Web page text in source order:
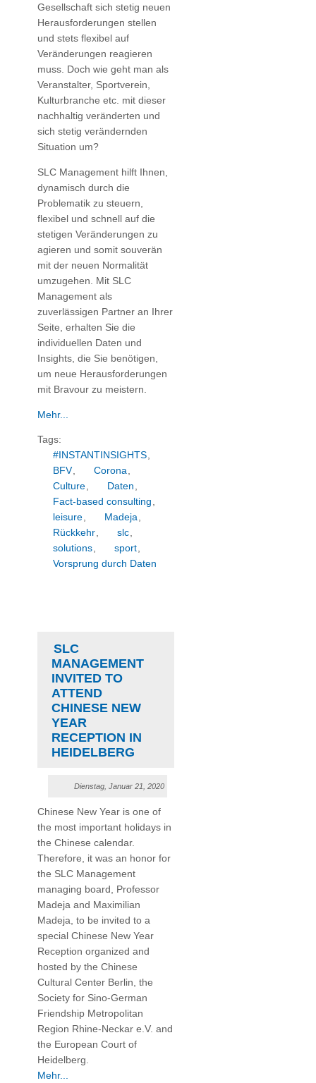
Gesellschaft sich stetig neuen
Herausforderungen stellen
und stets flexibel auf
Veränderungen reagieren
muss. Doch wie geht man als
Veranstalter, Sportverein,
Kulturbranche etc. mit dieser
nachhaltig veränderten und
sich stetig verändernden
Situation um?
SLC Management hilft Ihnen,
dynamisch durch die
Problematik zu steuern,
flexibel und schnell auf die
stetigen Veränderungen zu
agieren und somit souverän
mit der neuen Normalität
umzugehen. Mit SLC
Management als
zuverlässigen Partner an Ihrer
Seite, erhalten Sie die
individuellen Daten und
Insights, die Sie benötigen,
um neue Herausforderungen
mit Bravour zu meistern.
Mehr...
Tags:
#INSTANTINSIGHTS,
BFV, Corona,
Culture, Daten ,
Fact-based consulting ,
leisure, Madeja,
Rückkehr, slc,
solutions, sport,
Vorsprung durch Daten
SLC
MANAGEMENT
INVITED TO
ATTEND
CHINESE NEW
YEAR
RECEPTION IN
HEIDELBERG
Dienstag, Januar 21, 2020
Chinese New Year is one of
the most important holidays in
the Chinese calendar.
Therefore, it was an honor for
the SLC Management
managing board, Professor
Madeja and Maximilian
Madeja, to be invited to a
special Chinese New Year
Reception organized and
hosted by the Chinese
Cultural Center Berlin, the
Society for Sino-German
Friendship Metropolitan
Region Rhine-Neckar e.V. and
the European Court of
Heidelberg.
Mehr...